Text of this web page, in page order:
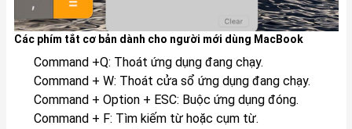
Các phím tắt cơ bản dành cho người mới dùng MacBook
Command +Q: Thoát ứng dụng đang chạy.
Command + W: Thoát cửa sổ ứng dụng đang chạy.
Command + Option + ESC: Buộc ứng dụng đóng.
Command + F: Tìm kiếm từ hoặc cụm từ.